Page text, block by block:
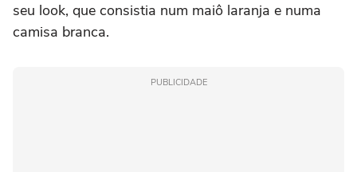
seu look, que consistia num maiô laranja e numa
camisa branca.
PUBLICIDADE